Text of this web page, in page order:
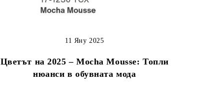
Цветът на 2025 – Mocha Mousse: Топли
нюанси в обувната мода
11 Яну 2025